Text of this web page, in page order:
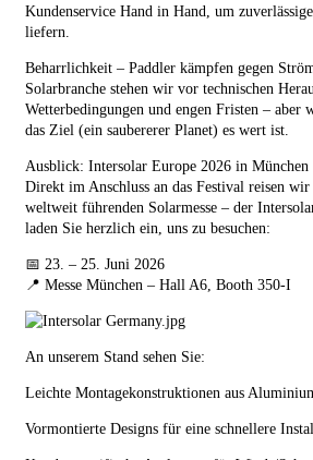
Kundenservice Hand in Hand, um
liefern.
Beharrlichkeit – Paddler kämpfen gegen
Solarbranche stehen wir vor technischen
Wetterbedingungen und engen Fristen – aber
das Ziel (ein saubererer Planet) es wert ist.
Ausblick: Intersolar Europe 2026 in München
Direkt im Anschluss an das Festival reisen
weltweit führenden Solarmesse – der
laden Sie herzlich ein, uns zu besuchen:
📅 23. – 25. Juni 2026
📍 Messe München – Hall A6, Booth 350-I
An unserem Stand sehen Sie:
Leichte Montagekonstruktionen aus
Vormontierte Designs für eine schnellere